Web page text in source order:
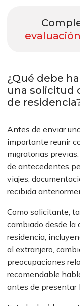
¿Qué debe
una solicitud
de
Antes de enviar
importante reunir
migratorias
de antecedentes
viajes,
recibida
Como solicitante,
cambiado desde la
residencia,
al extranjero,
preocupaciones
recomendable
antes de presentar